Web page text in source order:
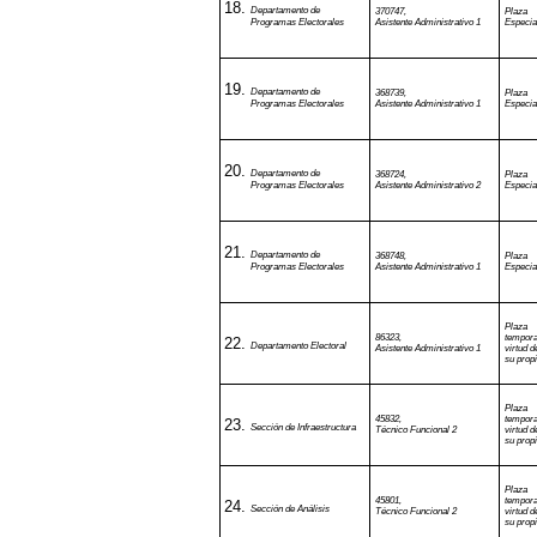
Departamento de
Programas Electorales
370747,
Asistente Administrativo 1
Departamento de
Programas Electorales
368739,
Asistente Administrativo 1
Departamento de
Programas Electorales
368724,
Asistente Administrativo 2
Departamento de
Programas Electorales
368748,
Asistente Administrativo 1
Departamento Electoral
86323,
Asistente Administrativo 1
virtud
su
Sección de Infraestructura
45832,
Técnico Funcional 2
virtud
su
Sección de Análisis
45801,
Técnico Funcional 2
virtud
su